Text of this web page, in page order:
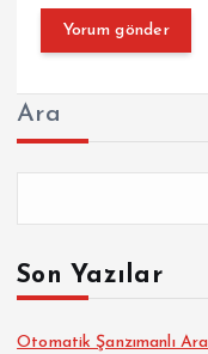
Ara
Son Yazılar
Otomatik Şanzımanlı